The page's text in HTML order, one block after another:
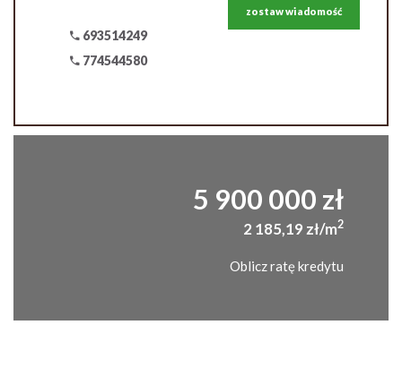
693514249
774544580
zostaw wiadomość
5 900 000 zł
2 185,19 zł/m2
Oblicz ratę kredytu